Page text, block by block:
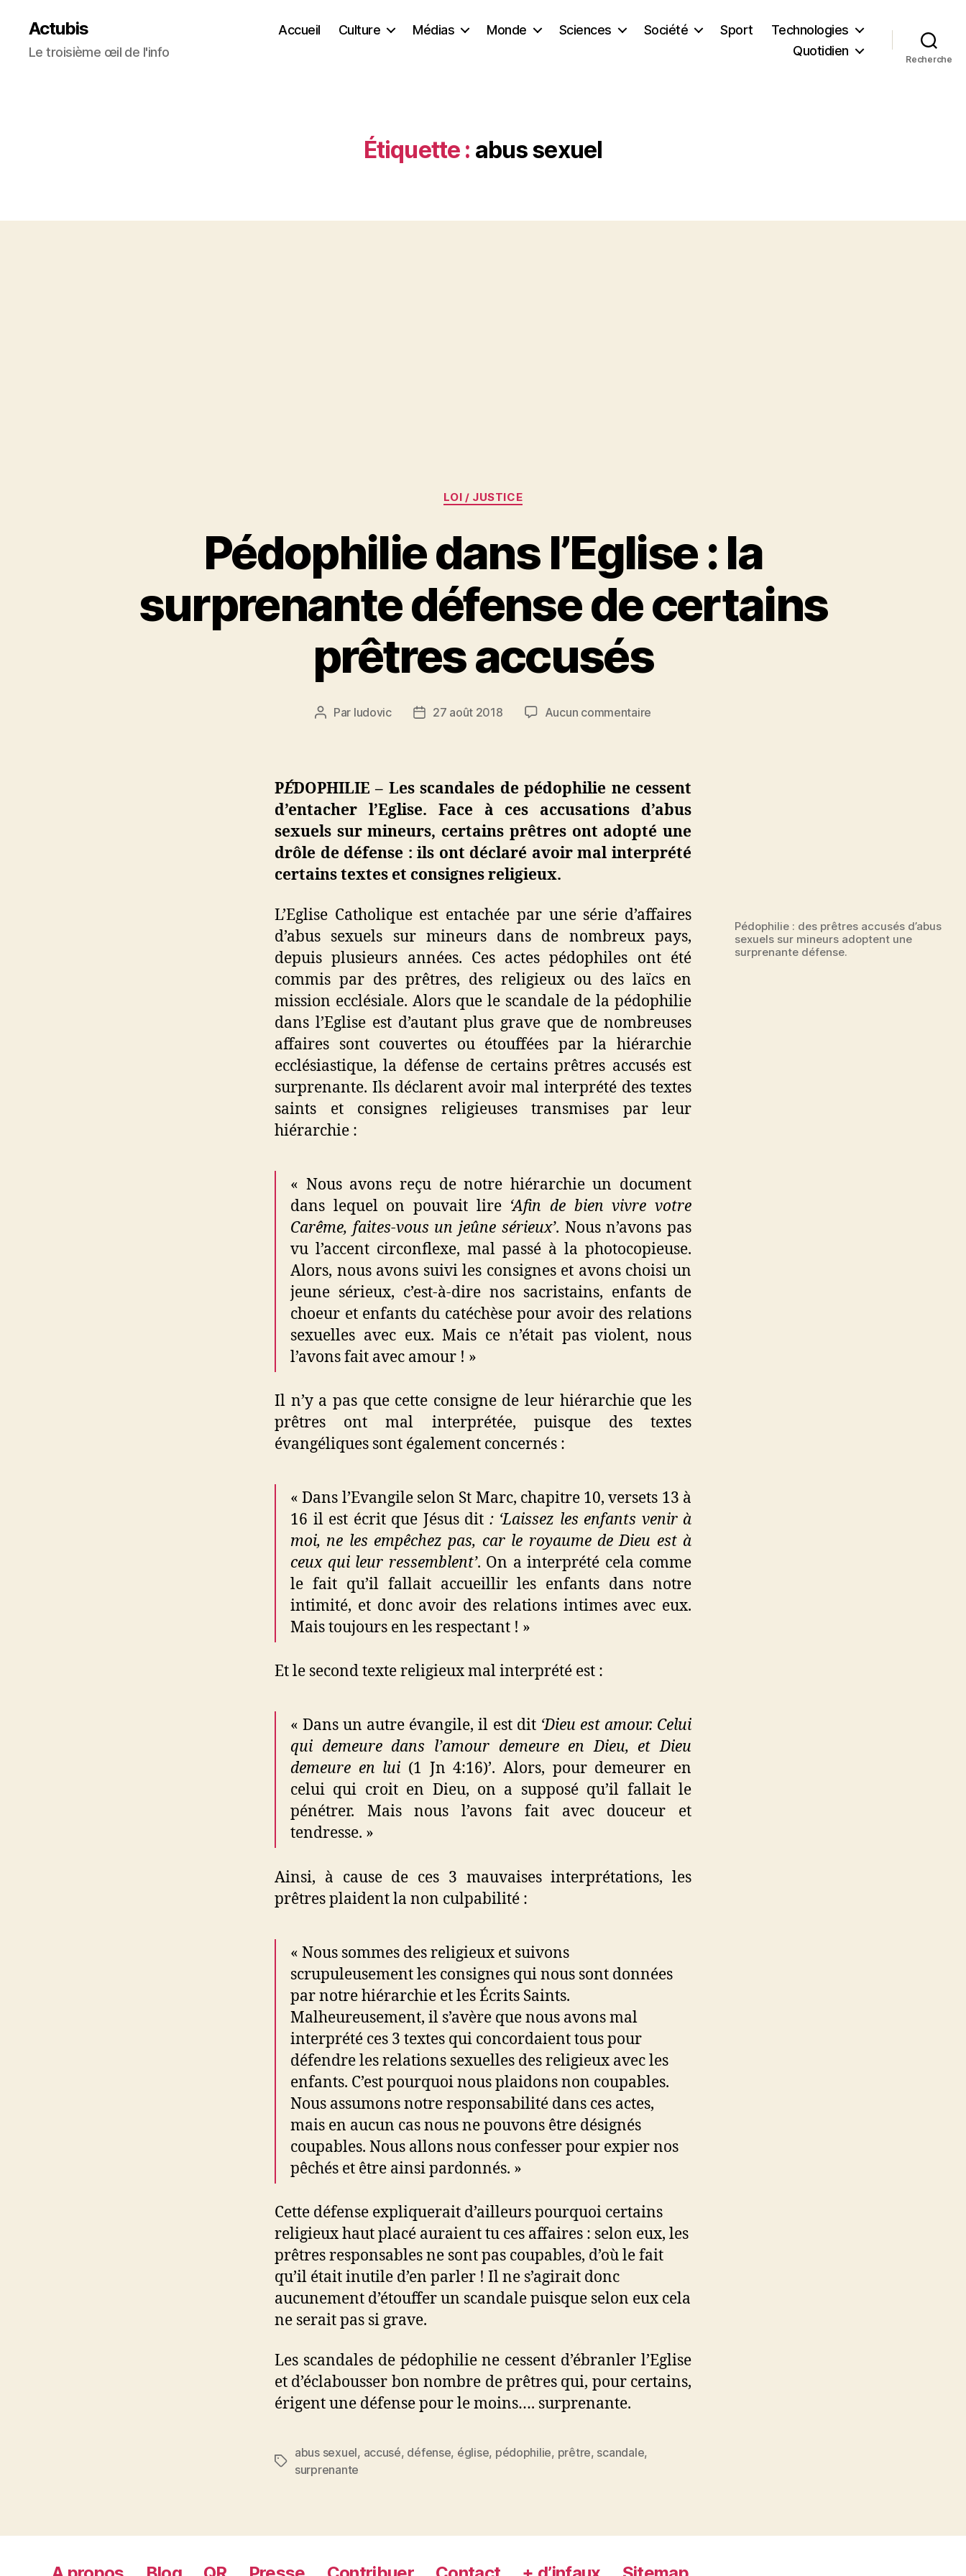
Actubis
Le troisième œil de l'info
Accueil Culture Médias Monde Sciences Société Sport
Technologies
Quotidien
Recherche
Étiquette : abus sexuel
Catégories
LOI / JUSTICE
Pédophilie dans l’Eglise : la
surprenante défense de certains
prêtres accusés
Auteur
Par ludovic
Date27 août 2018 Aucun commentaire
la
surprenante
défense
de
certains
PÉDOPHILIE – Les scandales de pédophilie ne cessent
d’entacher l’Eglise. Face à ces accusations d’abus
sexuels sur mineurs, certains prêtres ont adopté une
drôle de défense : ils ont déclaré avoir mal interprété
certains textes et consignes religieux.
Pédophilie : des prêtres accusés d’abus
sexuels sur mineurs adoptent une
surprenante défense.
L’Eglise Catholique est entachée par une série d’affaires
d’abus sexuels sur mineurs dans de nombreux pays,
depuis plusieurs années. Ces actes pédophiles ont été
commis par des prêtres, des religieux ou des laïcs en
mission ecclésiale. Alors que le scandale de la pédophilie
dans l’Eglise est d’autant plus grave que de nombreuses
affaires sont couvertes ou étouffées par la hiérarchie
ecclésiastique, la défense de certains prêtres accusés est
surprenante. Ils déclarent avoir mal interprété des textes
saints et consignes religieuses transmises par leur
hiérarchie :
« Nous avons reçu de notre hiérarchie un document
dans lequel on pouvait lire ‘Afin de bien vivre votre
Carême, faites-vous un jeûne sérieux’. Nous n’avons pas
vu l’accent circonflexe, mal passé à la photocopieuse.
Alors, nous avons suivi les consignes et avons choisi un
jeune sérieux, c’est-à-dire nos sacristains, enfants de
choeur et enfants du catéchèse pour avoir des relations
sexuelles avec eux. Mais ce n’était pas violent, nous
l’avons fait avec amour ! »
Il n’y a pas que cette consigne de leur hiérarchie que les
prêtres ont mal interprétée, puisque des textes
évangéliques sont également concernés :
« Dans l’Evangile selon St Marc, chapitre 10, versets 13 à
16 il est écrit que Jésus dit : ‘Laissez les enfants venir à
moi, ne les empêchez pas, car le royaume de Dieu est à
ceux qui leur ressemblent’. On a interprété cela comme
le fait qu’il fallait accueillir les enfants dans notre
intimité, et donc avoir des relations intimes avec eux.
Mais toujours en les respectant ! »
Et le second texte religieux mal interprété est :
« Dans un autre évangile, il est dit ‘Dieu est amour. Celui
qui demeure dans l’amour demeure en Dieu, et Dieu
demeure en lui (1 Jn 4:16)’. Alors, pour demeurer en
celui qui croit en Dieu, on a supposé qu’il fallait le
pénétrer. Mais nous l’avons fait avec douceur et
tendresse. »
Ainsi, à cause de ces 3 mauvaises interprétations, les
prêtres plaident la non culpabilité :
« Nous sommes des religieux et suivons
scrupuleusement les consignes qui nous sont données
par notre hiérarchie et les Écrits Saints.
Malheureusement, il s’avère que nous avons mal
interprété ces 3 textes qui concordaient tous pour
défendre les relations sexuelles des religieux avec les
enfants. C’est pourquoi nous plaidons non coupables.
Nous assumons notre responsabilité dans ces actes,
mais en aucun cas nous ne pouvons être désignés
coupables. Nous allons nous confesser pour expier nos
pêchés et être ainsi pardonnés. »
Cette défense expliquerait d’ailleurs pourquoi certains
religieux haut placé auraient tu ces affaires : selon eux, les
prêtres responsables ne sont pas coupables, d’où le fait
qu’il était inutile d’en parler ! Il ne s’agirait donc
aucunement d’étouffer un scandale puisque selon eux cela
ne serait pas si grave.
Les scandales de pédophilie ne cessent d’ébranler l’Eglise
et d’éclabousser bon nombre de prêtres qui, pour certains,
érigent une défense pour le moins…. surprenante.
Étiquettes
abus sexuel, accusé, défense, église, pédophilie, prêtre, scandale,
surprenante